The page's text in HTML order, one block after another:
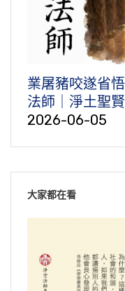
業屠豬咬遂省
法師｜淨土聖
2026-06-05
大家都在看